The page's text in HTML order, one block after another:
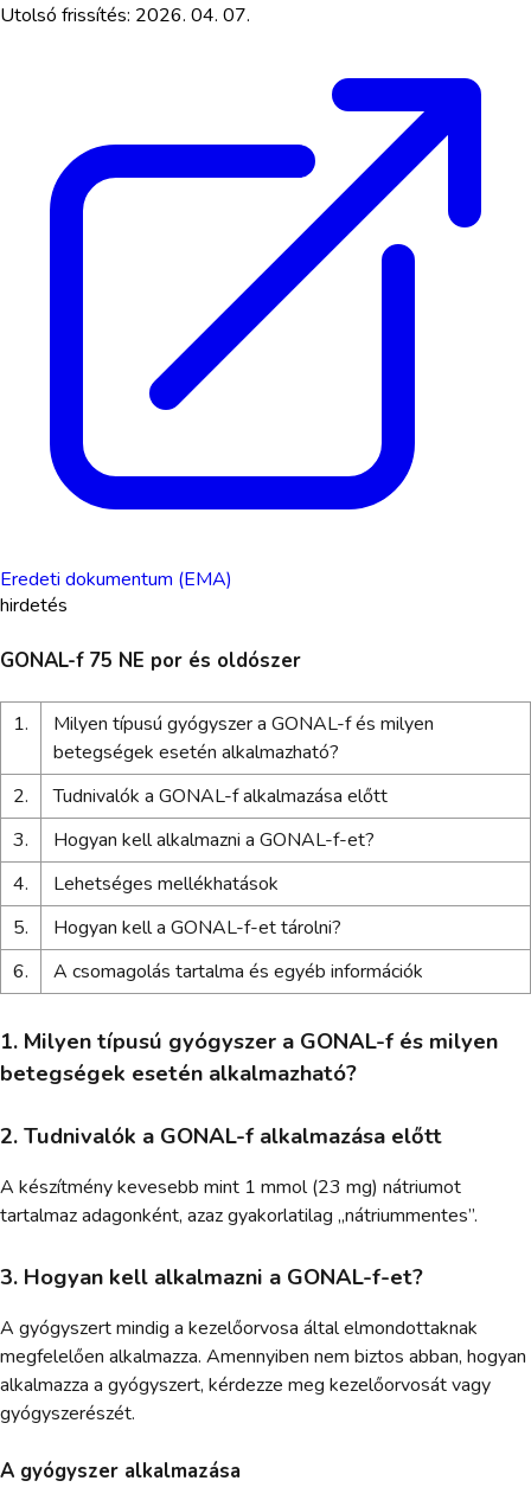
Utolsó frissítés: 2026. 04. 07.
Eredeti dokumentum (EMA)
hirdetés
GONAL-f 75 NE por és oldószer
1.
Milyen típusú gyógyszer a GONAL-f és milyen
betegségek esetén alkalmazható?
2.
Tudnivalók a GONAL-f alkalmazása előtt
3.
Hogyan kell alkalmazni a GONAL-f-et?
4.
Lehetséges mellékhatások
5.
Hogyan kell a GONAL-f-et tárolni?
6.
A csomagolás tartalma és egyéb információk
1. Milyen típusú gyógyszer a GONAL-f és milyen
betegségek esetén alkalmazható?
2. Tudnivalók a GONAL-f alkalmazása előtt
A készítmény kevesebb mint 1 mmol (23 mg) nátriumot
tartalmaz adagonként, azaz gyakorlatilag „nátriummentes”.
3. Hogyan kell alkalmazni a GONAL-f-et?
A gyógyszert mindig a kezelőorvosa által elmondottaknak
megfelelően alkalmazza. Amennyiben nem biztos abban, hogyan
alkalmazza a gyógyszert, kérdezze meg kezelőorvosát vagy
gyógyszerészét.
A gyógyszer alkalmazása